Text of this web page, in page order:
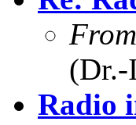
From
Radio